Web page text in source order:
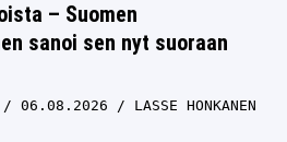
– Suomen
sanoi sen nyt suoraan
06.08.2026 LASSE HONKANEN